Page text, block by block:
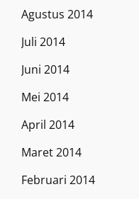
Agustus 2014
Juli 2014
Juni 2014
Mei 2014
April 2014
Maret 2014
Februari 2014